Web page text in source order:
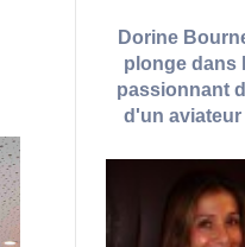
Dorine
plonge dans
passionnant
d'un